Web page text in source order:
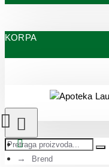
KORPA
Brend